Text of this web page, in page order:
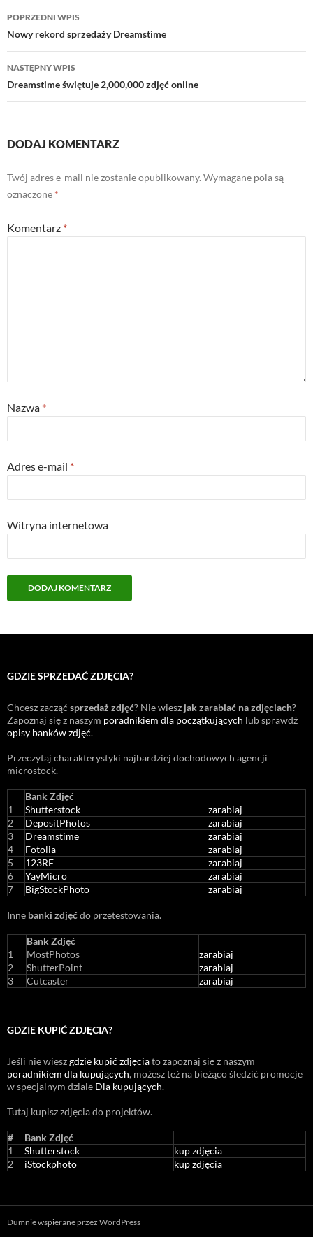
Nawigacja
wpisu
POPRZEDNI WPIS
Nowy rekord sprzedaży Dreamstime
NASTĘPNY WPIS
Dreamstime świętuje 2,000,000 zdjęć online
DODAJ KOMENTARZ
Twój adres e-mail nie zostanie opublikowany. Wymagane pola są
oznaczone *
Komentarz *
Nazwa *
Adres e-mail *
Witryna internetowa
GDZIE SPRZEDAĆ ZDJĘCIA?
Chcesz zacząć sprzedaż zdjęć? Nie wiesz jak zarabiać na zdjęciach?
Zapoznaj się z naszym poradnikiem dla początkujących lub sprawdź
opisy banków zdjęć.
Przeczytaj charakterystyki najbardziej dochodowych agencji
microstock.
Bank Zdjęć
1
Shutterstock
zarabiaj
2
DepositPhotos
zarabiaj
3
Dreamstime
zarabiaj
4
Fotolia
zarabiaj
5
123RF
zarabiaj
6
YayMicro
zarabiaj
7
BigStockPhoto zarabiaj
Inne banki zdjęćdo przetestowania.
Bank Zdjęć
1
MostPhotos
zarabiaj
2
ShutterPoint
zarabiaj
3
Cutcaster zarabiaj
GDZIE KUPIĆ ZDJĘCIA?
Jeśli nie wieszgdzie kupić zdjęciato zapoznaj się z naszym
poradnikiem dla kupujących, możesz też na bieżąco śledzić promocje
w specjalnym dziale Dla kupujących.
Tutaj kupisz zdjęcia do projektów.
#
Bank Zdjęć
1
Shutterstock
kup zdjęcia
2
iStockphoto kup zdjęcia
Dumnie wspierane przez WordPress